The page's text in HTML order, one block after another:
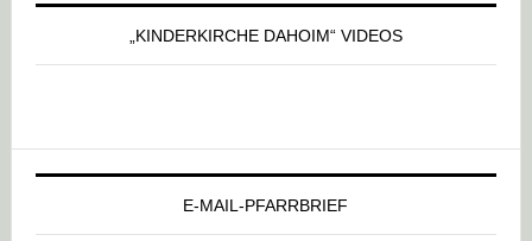
„KINDERKIRCHE DAHOIM“ VIDEOS
E-MAIL-PFARRBRIEF